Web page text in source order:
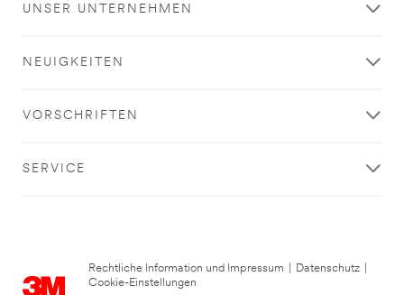
Pflichtfelder, sofern nicht
Geschäftliche E-Mail-
UNSER UNTERNEHMEN
NEUIGKEITEN
VORSCHRIFTEN
SERVICE
Rechtliche Information und Impressum Datenschutz
Cookie-Einstellungen